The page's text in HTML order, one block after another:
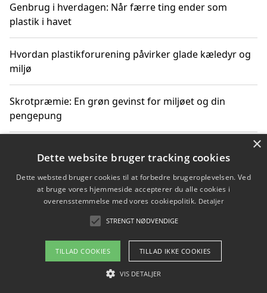
Genbrug i hverdagen: Når færre ting ender som
plastik i havet
Hvordan plastikforurening påvirker glade kæledyr og
miljø
Skrotpræmie: En grøn gevinst for miljøet og din
pengepung
Hvordan blåfade med rist kan hjælpe med at reducere
plastik i havet
Spil kasinospil på et troværdigt online casino: Din
guide til sikker og sjov underholdning
Copyright 2026 - Pilanto Aps
Om / kontakt
×
Dette website bruger tracking cookies
Dette websted bruger cookies til at forbedre brugeroplevelsen. Ved
at bruge vores hjemmeside accepterer du alle cookies i
overensstemmelse med vores cookiepolitik. Detaljer
STRENGT NØDVENDIGE
TILLAD COOKIES TILLAD IKKE COOKIES
VIS DETALJER